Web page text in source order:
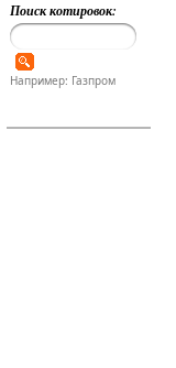
Поиск котировок:
Например: Газпром